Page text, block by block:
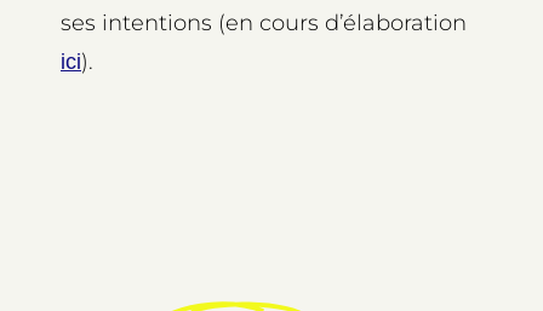
ses intentions (en cours d’élaboration
ici).